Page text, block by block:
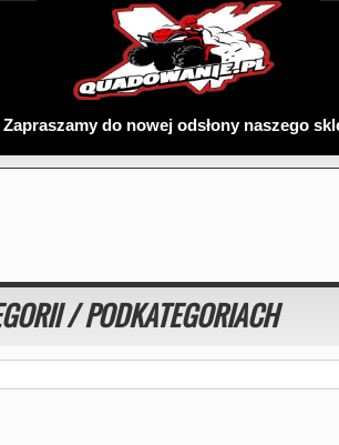
Zapraszamy do nowej odsłony naszego
/ PODKATEGORIACH